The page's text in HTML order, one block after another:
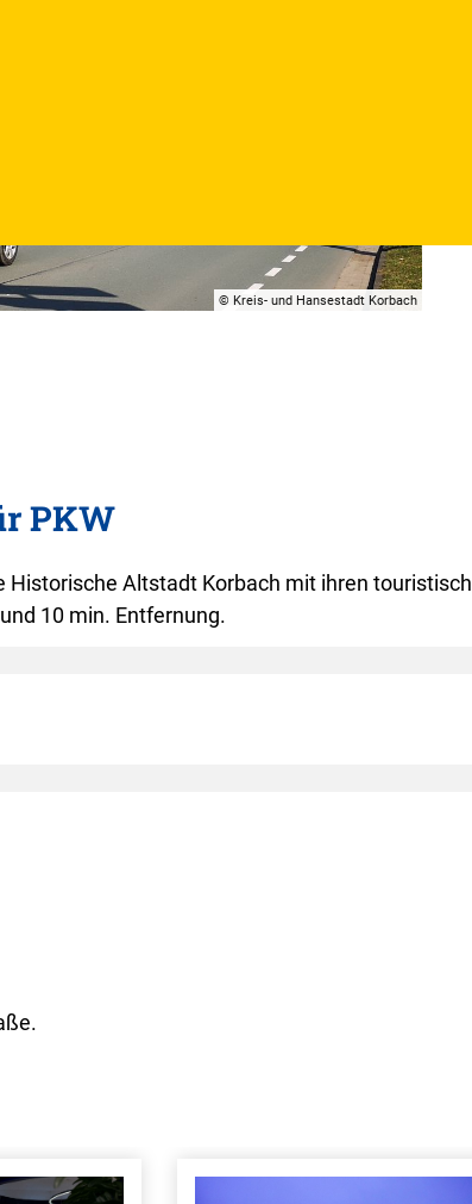
© Kreis- und Hansestadt Korbach
PKW
Historische Altstadt Korbach mit ihren
10 min. Entfernung.